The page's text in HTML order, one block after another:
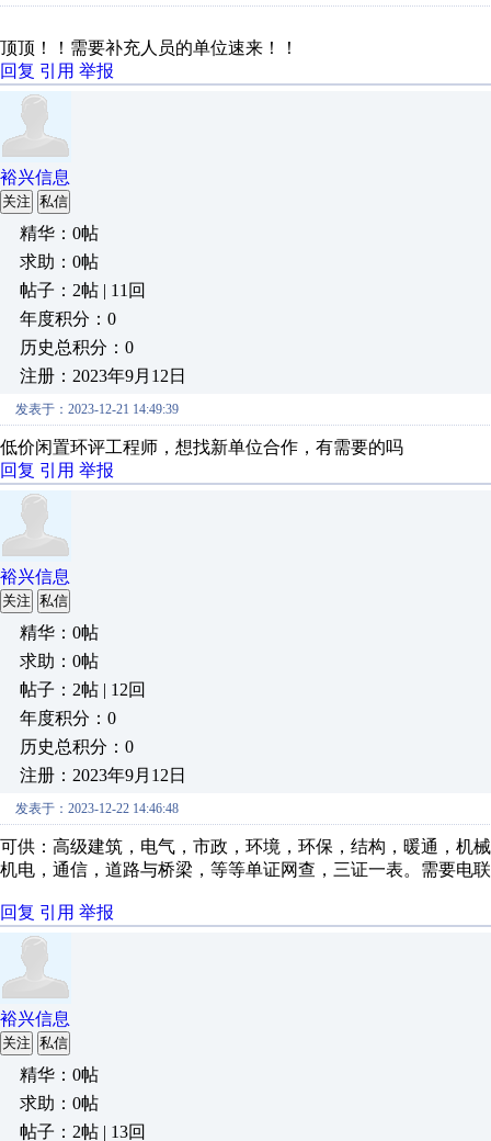
顶顶！！需要补充人员的单位速来！！
回复 引用 举报
裕兴信息
关注 私信
精华：0帖
求助：0帖
帖子：2帖 | 11回
年度积分：0
历史总积分：0
注册：2023年9月12日
发表于：2023-12-21 14:49:39
低价闲置环评工程师，想找新单位合作，有需要的吗
回复 引用 举报
裕兴信息
关注 私信
精华：0帖
求助：0帖
帖子：2帖 | 12回
年度积分：0
历史总积分：0
注册：2023年9月12日
发表于：2023-12-22 14:46:48
可供：高级建筑，电气，市政，环境，环保，结构，暖通，机
机电，通信，道路与桥梁，等等单证网查，三证一表。需要电联
回复 引用 举报
裕兴信息
关注 私信
精华：0帖
求助：0帖
帖子：2帖 | 13回